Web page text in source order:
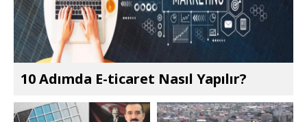
10 Adımda E-ticaret Nasıl Yapılır?